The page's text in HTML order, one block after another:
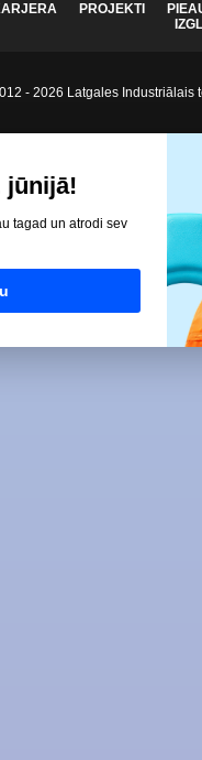
PROJEKTI
- 2026 Latgales Industriālais
jūnijā!
tagad un atrodi sev